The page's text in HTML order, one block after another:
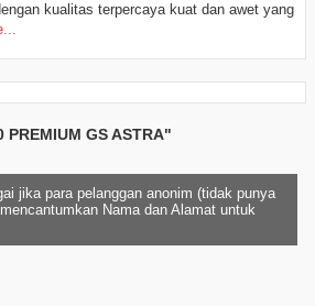
kualitas terpercaya kuat dan awet yang
PREMIUM GS ASTRA"
jika para pelanggan anonim (tidak punya
Nama dan Alamat untuk